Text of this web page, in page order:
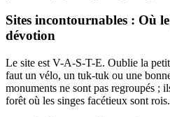
Sites incontournables : Où
dévotion
Le site est V-A-S-T-E. Oublie la
faut un vélo, un tuk-tuk ou une
monuments ne sont pas regroupés ;
forêt où les singes facétieux sont rois.